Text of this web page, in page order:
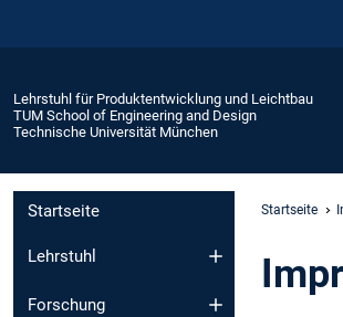
Lehrstuhl für Produktentwicklung und Leichtbau
TUM School of Engineering and Design
Technische Universität München
Startseite
Lehrstuhl
Forschung
Startseite